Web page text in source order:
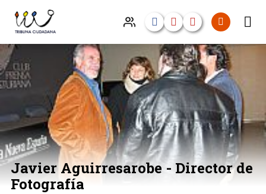
Javier Aguirresarobe - Director de
Fotografía